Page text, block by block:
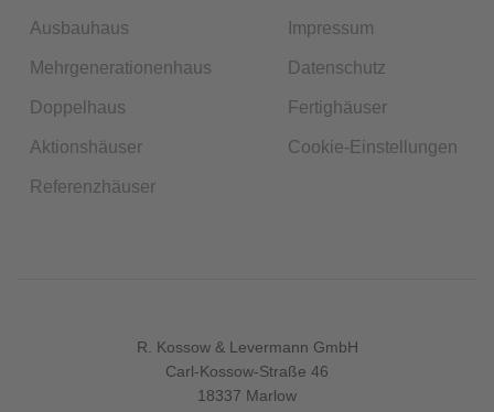
Ausbauhaus
Mehrgenerationenhaus
Doppelhaus
Aktionshäuser
Referenzhäuser
Impressum
Datenschutz
Fertighäuser
Cookie-Einstellungen
R. Kossow & Levermann GmbH
Carl-Kossow-Straße 46
18337 Marlow